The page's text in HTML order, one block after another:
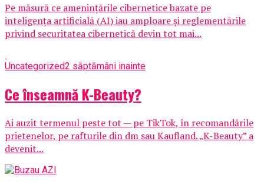
Pe măsură ce amenințările cibernetice bazate pe
inteligența artificială (AI) iau amploare și reglementările
privind securitatea cibernetică devin tot mai...
Uncategorized2 săptămâni inainte
Ce înseamnă K-Beauty?
Ai auzit termenul peste tot — pe TikTok, în recomandările
prietenelor, pe rafturile din dm sau Kaufland. „K-Beauty” a
devenit...